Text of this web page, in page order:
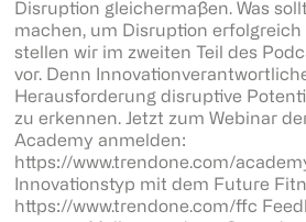
Disruption gleichermaßen. Was
machen, um Disruption erfolgreich
stellen wir im zweiten Teil des
vor. Denn
Herausforderung disruptive
zu erkennen. Jetzt zum Webinar
Academy anmelden:
https://www.trendone.com/
Innovationstyp mit dem Future
https://www.trendone.com/ffc